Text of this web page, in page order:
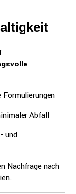
Formulierungen
Abfall
und
Nachfrage nach